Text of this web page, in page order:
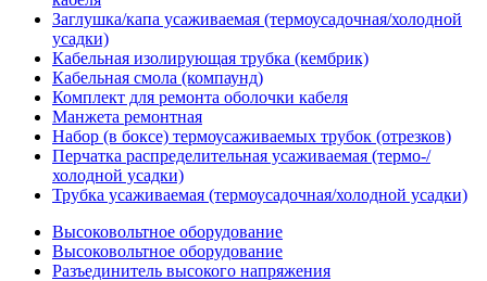
Заглушка/капа усаживаемая (термоусадочная/холодной
усадки)
Кабельная изолирующая трубка (кембрик)
Кабельная смола (компаунд)
Комплект для ремонта оболочки кабеля
Манжета ремонтная
Набор (в боксе) термоусаживаемых трубок (отрезков)
Перчатка распределительная усаживаемая (термо-/
холодной усадки)
Трубка усаживаемая (термоусадочная/холодной усадки)
Высоковольтное оборудование
Высоковольтное оборудование
Разъединитель высокого напряжения